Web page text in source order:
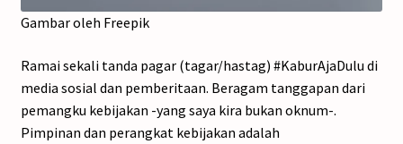
Gambar oleh Freepik
Ramai sekali tanda pagar (tagar/hastag) #KaburAjaDulu di
media sosial dan pemberitaan. Beragam tanggapan dari
pemangku kebijakan -yang saya kira bukan oknum-.
Pimpinan dan perangkat kebijakan adalah